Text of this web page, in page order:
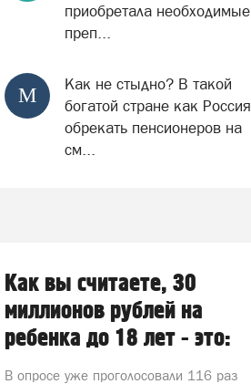
приобретала необходимые
преп...
М
Как не стыдно? В такой
богатой стране как Россия
обрекать пенсионеров на
см...
Как вы считаете, 30
миллионов рублей на
ребенка до 18 лет - это:
В опросе уже проголосовали 116 раз